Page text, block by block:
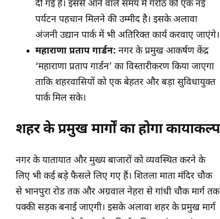
दी गई है। इससे आने वाले समय में गरोठ को एक नई
पर्यटन पहचान मिलने की उम्मीद है। इसके अलावा
अंजनी उद्यान पार्क में भी अतिरिक्त कार्य करवाए जाएंगे।
महाराणा प्रताप गार्डन: नगर के प्रमुख आकर्षण केंद्र
‘महाराणा प्रताप गार्डन’ का विस्तारीकरण किया जाएगा
ताकि शहरवासियों को एक बेहतर और बड़ा सुविधायुक्त
पार्क मिल सके।
शहर के प्रमुख मार्गों का होगा कायाकल्प
नगर के यातायात और मुख्य बाजारों को व्यवस्थित करने के
लिए भी कई बड़े फैसले लिए गए हैं। शितला माता मंदिर चौक
से भानपुरा रोड तक और अग्रवाल नेहरा से गांधी चौक मार्ग तक
पक्की सड़क बनाई जाएगी। इसके अलावा शहर के प्रमुख मार्ग